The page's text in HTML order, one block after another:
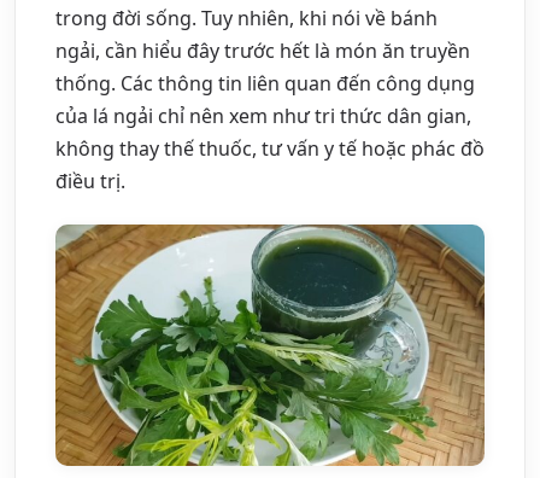
trong đời sống. Tuy nhiên, khi nói về bánh
ngải, cần hiểu đây trước hết là món ăn truyền
thống. Các thông tin liên quan đến công dụng
của lá ngải chỉ nên xem như tri thức dân gian,
không thay thế thuốc, tư vấn y tế hoặc phác đồ
điều trị.